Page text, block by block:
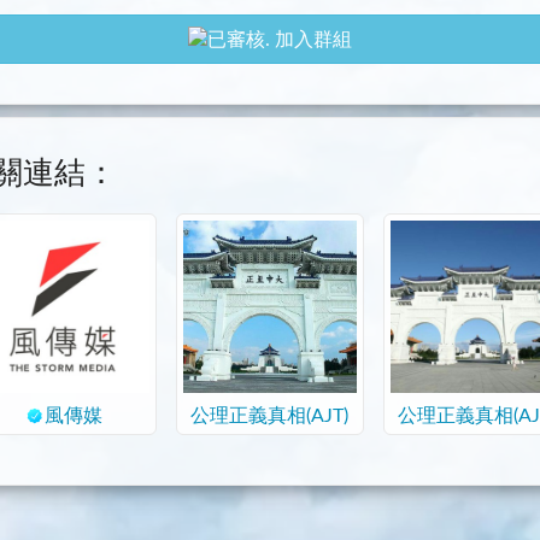
加入群組
連結：
風傳媒 公理正義真相(AJT)
公理正義真相